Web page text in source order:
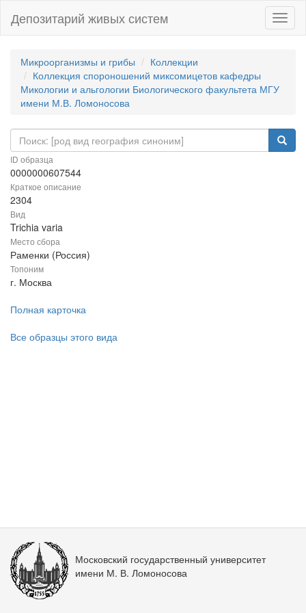
Депозитарий живых систем
Микроорганизмы и грибы
Коллекции
Коллекция спороношений миксомицетов кафедры
Микологии и альгологии Биологического факультета МГУ
имени М.В. Ломоносова
ID образца
0000000607544
Краткое описание
2304
Вид
Trichia varia
Место сбора
Раменки (Россия)
Топоним
г. Москва
Полная карточка
Все образцы этого вида
Московский государственный университет
имени М. В. Ломоносова